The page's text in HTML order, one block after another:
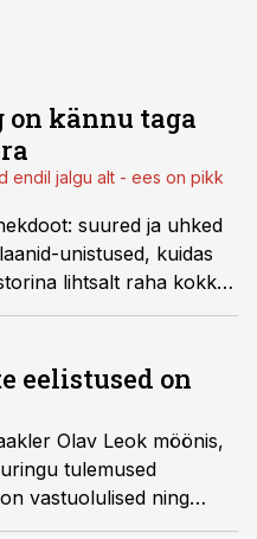
kännu taga
endil jalgu alt - ees on pikk
suured ja uhked
unistused, kuidas
lihtsalt raha kokku
ei tea kuhu ära
Miks on see nii? Mitu
eelistused on
Olav Leok möönis,
tulemused
vastuolulised ning
mitte tegelikku